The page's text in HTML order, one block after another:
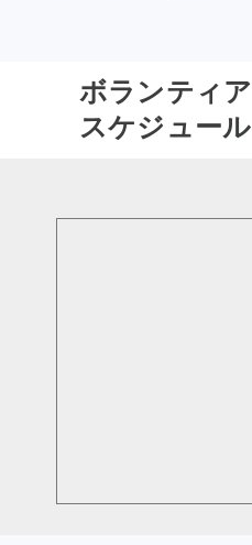
ボランティア
スケジュール